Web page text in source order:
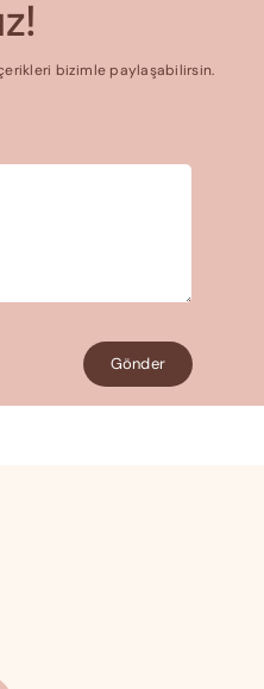
bizimle paylaşabilirsin.
Gönder